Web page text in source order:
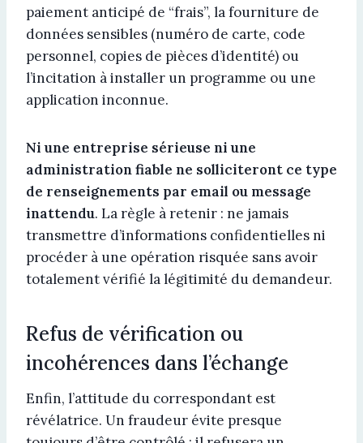
paiement anticipé de “frais”, la fourniture de
données sensibles (numéro de carte, code
personnel, copies de pièces d’identité) ou
l’incitation à installer un programme ou une
application inconnue.
Ni une entreprise sérieuse ni une
administration fiable ne solliciteront ce type
de renseignements par email ou message
inattendu. La règle à retenir : ne jamais
transmettre d’informations confidentielles ni
procéder à une opération risquée sans avoir
totalement vérifié la légitimité du demandeur.
Refus de vérification ou
incohérences dans l’échange
Enfin, l’attitude du correspondant est
révélatrice. Un fraudeur évite presque